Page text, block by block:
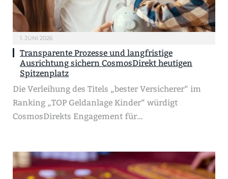
1. JUNI 2026
Transparente Prozesse und langfristige
Ausrichtung sichern CosmosDirekt heutigen
Spitzenplatz
Die Verleihung des Titels „bester Versicherer“ im
Ranking „TOP Geldanlage Kinder“ würdigt
CosmosDirekts Engagement für…